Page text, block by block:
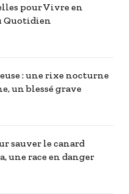
pour Vivre en
Quotidien
: une rixe nocturne
un blessé grave
sauver le canard
une race en danger